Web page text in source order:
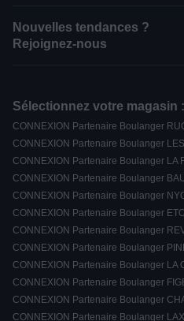
Nouvelles tendances ?
Rejoignez-nous
Sélectionnez votre magasin :
CONNEXION Partenaire Boulanger
CONNEXION Partenaire Boulanger
CONNEXION Partenaire Boulanger LA
CONNEXION Partenaire Boulanger
CONNEXION Partenaire Boulanger
CONNEXION Partenaire Boulanger
CONNEXION Partenaire Boulanger
CONNEXION Partenaire Boulanger
CONNEXION Partenaire Boulanger LA
CONNEXION Partenaire Boulanger
CONNEXION Partenaire Boulanger
CONNEXION Partenaire Boulanger